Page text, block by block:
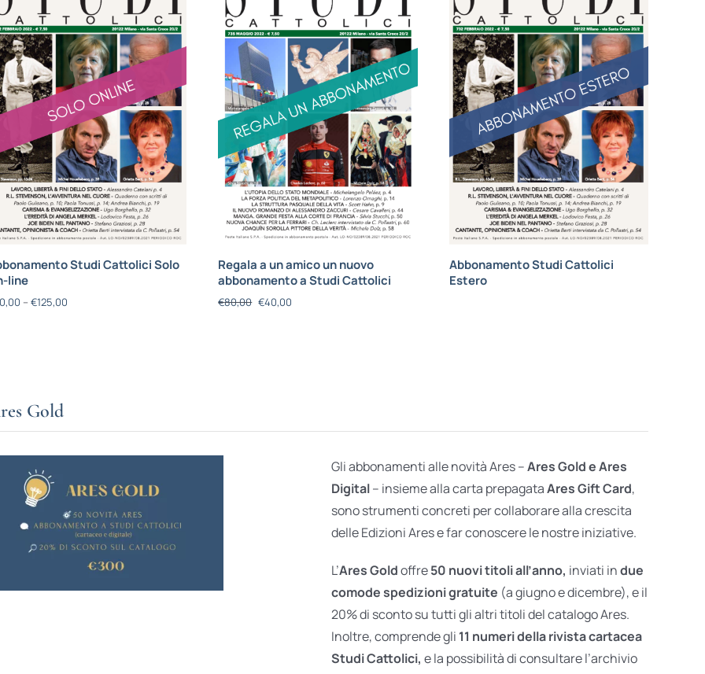
Studi Cattolici Solo
line
– €125,00
Regala a un amico un nuovo
abbonamento a Studi Cattolici
€80,00 €40,00
Abbonamento Studi Cattolici
Estero
Gold
Gli abbonamenti alle novità Ares –Ares Gold e Ares
Digital– insieme alla carta prepagataAres Gift Card,
sono strumenti concreti per collaborare alla crescita
delle Edizioni Ares e far conoscere le nostre iniziative.
L’Ares Goldoffre50 nuovi titoli all’anno, inviati indue
comode spedizioni gratuite (a giugno e dicembre), e il
20% di sconto su tutti gli altri titoli del catalogo Ares.
Inoltre, comprende gli 11 numeri della rivista cartacea
Studi Cattolici, e la possibilità di consultare l’archivio